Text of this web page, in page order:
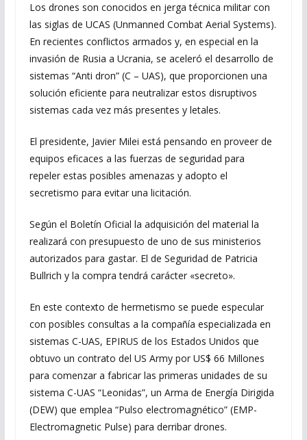
Los drones son conocidos en jerga técnica militar con
las siglas de UCAS (Unmanned Combat Aerial Systems).
En recientes conflictos armados y, en especial en la
invasión de Rusia a Ucrania, se aceleró el desarrollo de
sistemas “Anti dron” (C – UAS), que proporcionen una
solución eficiente para neutralizar estos disruptivos
sistemas cada vez más presentes y letales.
El presidente, Javier Milei está pensando en proveer de
equipos eficaces a las fuerzas de seguridad para
repeler estas posibles amenazas y adopto el
secretismo para evitar una licitación.
Según el Boletín Oficial la adquisición del material la
realizará con presupuesto de uno de sus ministerios
autorizados para gastar. El de Seguridad de Patricia
Bullrich y la compra tendrá carácter «secreto».
En este contexto de hermetismo se puede especular
con posibles consultas a la compañía especializada en
sistemas C-UAS, EPIRUS de los Estados Unidos que
obtuvo un contrato del US Army por US$ 66 Millones
para comenzar a fabricar las primeras unidades de su
sistema C-UAS “Leonidas”, un Arma de Energía Dirigida
(DEW) que emplea “Pulso electromagnético” (EMP-
Electromagnetic Pulse) para derribar drones.